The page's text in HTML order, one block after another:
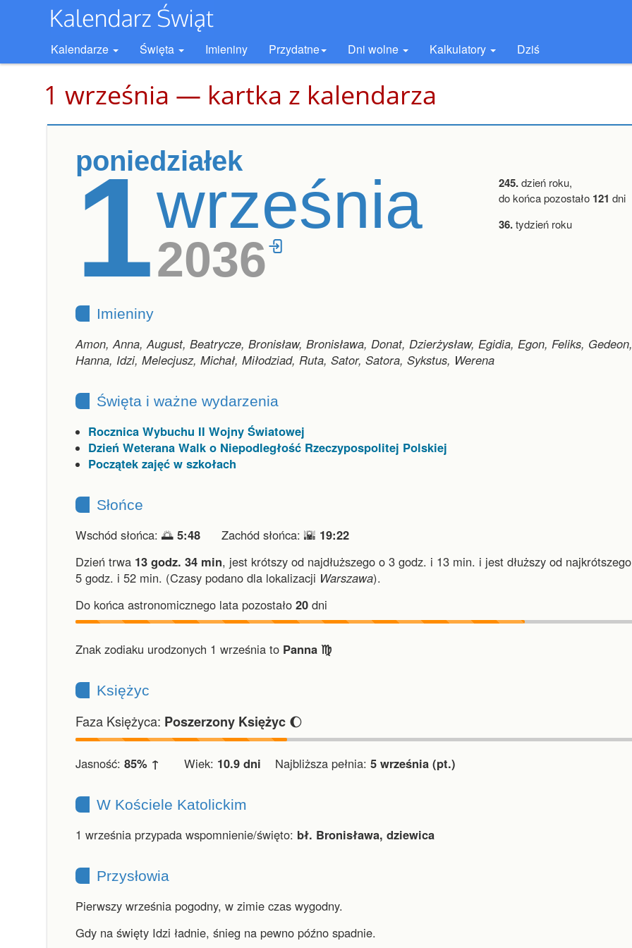
Kalendarze Święta Imieniny Przydatne Dni wolne Kalkulatory Dziś
1 września — kartka z kalendarza
poniedziałek
1września
2036
245.dzień roku,
do końca pozostało 121 dni
36.tydzień roku
Imieniny
Amon, Anna, August, Beatrycze, Bronisław, Bronisława, Donat, Dzierżysław, Egidia, Egon, Feliks, Gedeon,
Hanna, Idzi, Melecjusz, Michał, Miłodziad, Ruta, Sator, Satora, Sykstus, Werena
Święta i ważne wydarzenia
Rocznica Wybuchu II Wojny Światowej
Dzień Weterana Walk o Niepodległość Rzeczypospolitej Polskiej
Początek zajęć w szkołach
Słońce
Wschód słońca: 🌅 5:48 Zachód słońca: 🌇 19:22
Dzień trwa 13 godz. 34 min, jest krótszy od najdłuższego o 3 godz. i 13 min. i jest dłuższy od
5 godz. i 52 min. (Czasy podano dla lokalizacji Warszawa).
Do końca astronomicznego lata pozostało 20 dni
Znak zodiaku urodzonych 1 września to Panna ♍︎
Księżyc
Faza Księżyca: Poszerzony Księżyc 🌔
Jasność: 85% ↑ Wiek: 10.9 dni Najbliższa pełnia: 5 września (pt.)
W Kościele Katolickim
1 września przypada wspomnienie/święto: bł. Bronisława, dziewica
Przysłowia
Pierwszy września pogodny, w zimie czas wygodny.
Gdy na święty Idzi ładnie, śnieg na pewno późno spadnie.